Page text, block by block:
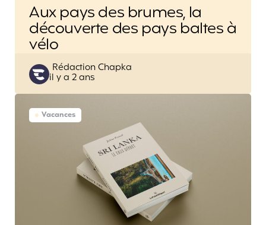
Aux pays des brumes, la
découverte des pays baltes à
vélo
Posted
by
Rédaction Chapka
il y a 2 ans
Vacances